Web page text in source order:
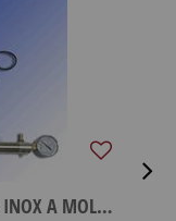
KIT JOINTS POMPE AIR INOX A MOLETTE